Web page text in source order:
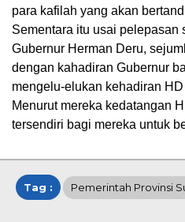
para kafilah yang akan
Sementara itu usai pelepasan
Gubernur Herman Deru,
dengan kahadiran Gubernur
mengelu-elukan kehadiran
Menurut mereka kedatangan
tersendiri bagi mereka untuk
Tag : Pemerintah Provinsi